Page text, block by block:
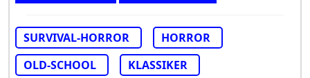
SURVIVAL-HORROR
HORROR
OLD-SCHOOL
KLASSIKER